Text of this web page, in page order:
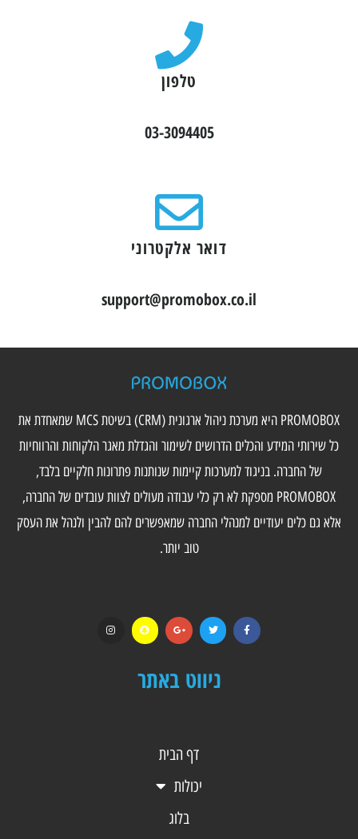
טלפון
03-3094405
דואר אלקטרוני
support@promobox.co.il
PROMOBOX היא מערכת ניהול ארגונית (CRM) בשיטת MCS שמאחדת את
כל שירותי המידע והכלים הדרושים לשימור והגדלת מאגר הלקוחות והרווחיות
של החברה. בניגוד למערכות קיימות שנותנות פתרונות חלקיים בלבד,
PROMOBOX מספקת לא רק כלי עבודה מעולים לצוות עובדים של החברה,
אלא גם כלים יעודיים למנהלי החברה שמאפשרים להם להבין ולנהל את העסק
טוב יותר.
ניווט באתר
דף הבית
יכולות
בלוג